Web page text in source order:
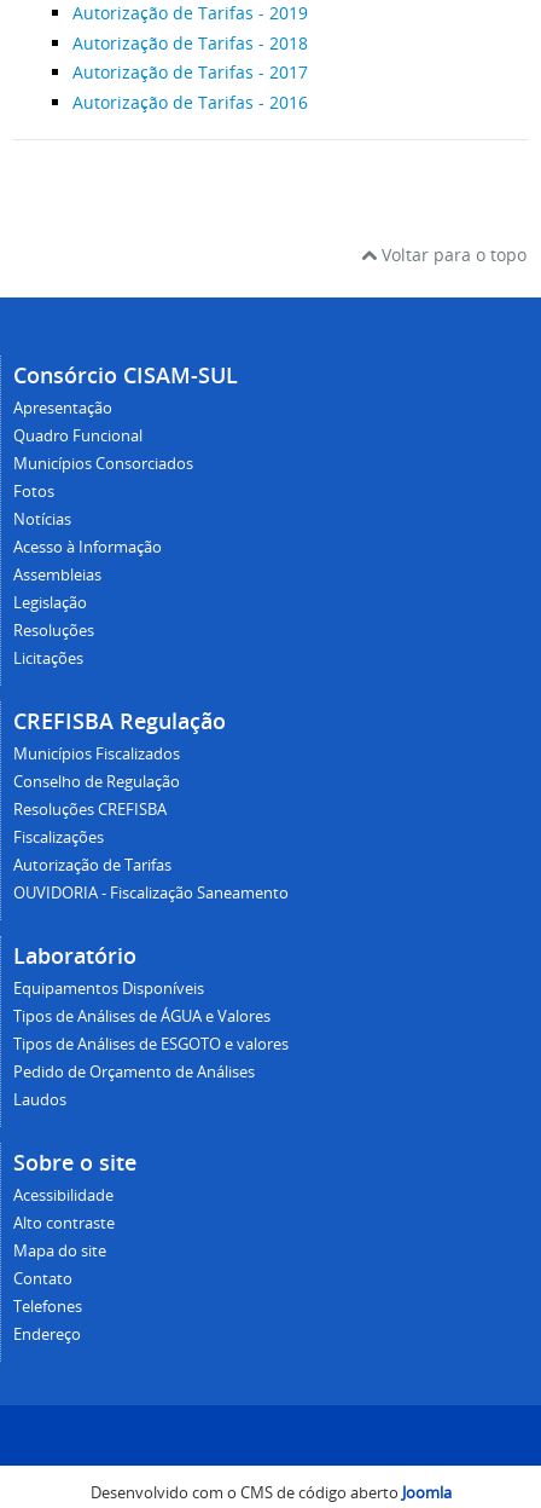
Autorização de Tarifas - 2019
Autorização de Tarifas - 2018
Autorização de Tarifas - 2017
Autorização de Tarifas - 2016
Voltar para o topo
Consórcio CISAM-SUL
Apresentação
Quadro Funcional
Municípios Consorciados
Fotos
Notícias
Acesso à Informação
Assembleias
Legislação
Resoluções
Licitações
CREFISBA Regulação
Municípios Fiscalizados
Conselho de Regulação
Resoluções CREFISBA
Fiscalizações
Autorização de Tarifas
OUVIDORIA - Fiscalização Saneamento
Laboratório
Equipamentos Disponíveis
Tipos de Análises de ÁGUA e Valores
Tipos de Análises de ESGOTO e valores
Pedido de Orçamento de Análises
Laudos
Sobre o site
Acessibilidade
Alto contraste
Mapa do site
Contato
Telefones
Endereço
Desenvolvido com o CMS de código aberto Joomla